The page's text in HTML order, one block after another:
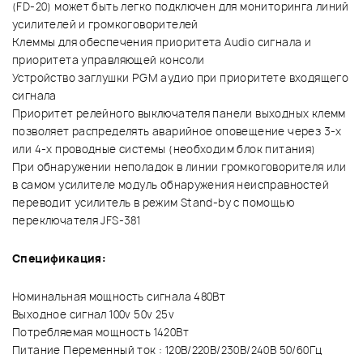
(FD-20) может быть легко подключен для мониторинга линий
усилителей и громкоговорителей
Клеммы для обеспечения приоритета Audio сигнала и
приоритета управляющей консоли
Устройство заглушки PGM аудио при приоритете входящего
сигнала
Приоритет релейного выключателя панели выходных клемм
позволяет распределять аварийное оповещение через 3-х
или 4-х проводные системы (необходим блок питания)
При обнаружении неполадок в линии громкоговорителя или
в самом усилителе модуль обнаружения неисправностей
переводит усилитель в режим Stand-by с помощью
переключателя JFS-381
Спецификация:
Номинальная мощность сигнала 480Вт
Выходное сигнал 100v 50v 25v
Потребляемая мощность 1420Вт
Питание Переменный ток : 120В/220В/230В/240В 50/60Гц